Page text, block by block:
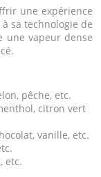
une expérience
sa technologie de
une vapeur dense
pêche, etc.
citron vert
vanille, etc.
etc.